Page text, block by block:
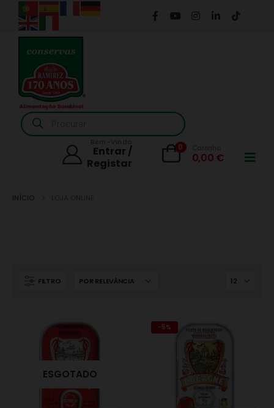
Products
search
Entrar /
Registar
0
0,00 €
INÍCIO
FILTRO
ESGOTADO
-5%